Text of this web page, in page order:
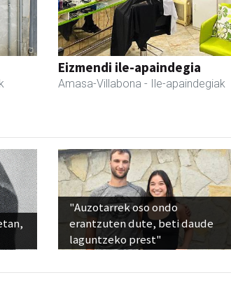
Eizmendi ile-apaindegia
Amasa-Villabona - Ile-apaindegiak
"Auzotarrek oso ondo
erantzuten dute, beti daude
laguntzeko prest"